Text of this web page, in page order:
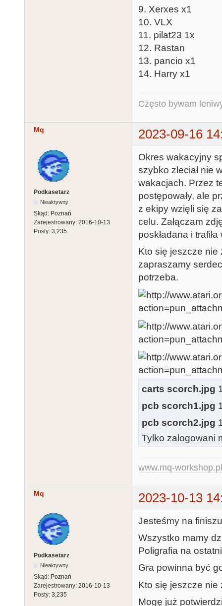
9. Xerxes x1
10. VLX
11. pilat23 1x
12. Rastan
13. pancio x1
14. Harry x1
Często bywam
Mq 2023-09-16
Podkasetarz
Nieaktywny
Skąd: Poznań
Zarejestrowany: 2016-10-13
Posty: 3,235
Okres wakacyjny
szybko zleciał nie
wakacjach. Przez
postępowały, ale
z ekipy wzięli się
celu. Załączam
poskładana i
Kto się jeszcze nie
zapraszamy
potrzeba.
carts scorch.jpg
pcb scorch1.jpg
pcb scorch2.jpg
Tylko zalogowani
www.mq-workshop.pl
Mq 2023-10-13
Podkasetarz
Nieaktywny
Skąd: Poznań
Zarejestrowany: 2016-10-13
Posty: 3,235
Jesteśmy na
Wszystko mamy
Poligrafia na
Gra powinna być
Kto się jeszcze nie
Mogę już